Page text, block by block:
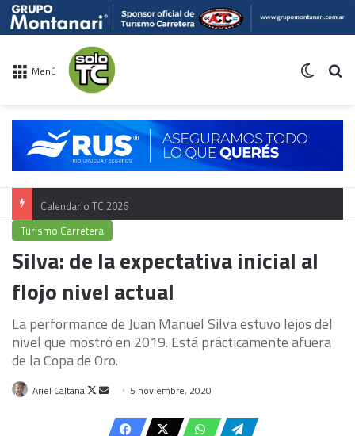
Menú
Calendario TC 2026
Turismo Carretera
Silva: de la expectativa inicial al
flojo nivel actual
La performance de Juan Manuel Silva estuvo lejos del
nivel que mostró en 2019. Está prácticamente afuera
de la Copa de Oro.
Ariel Caltana
Follow
Send
email
5 noviembre, 2020